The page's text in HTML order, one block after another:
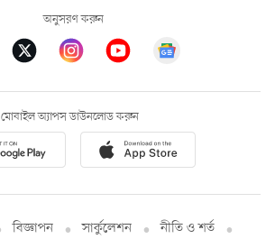
অনুসরণ করুন
মোবাইল অ্যাপস ডাউনলোড করুন
বিজ্ঞাপন সার্কুলেশন
নীতি ও শর্ত